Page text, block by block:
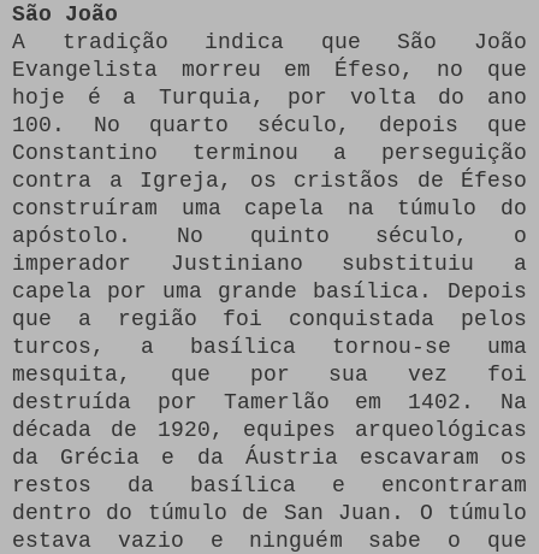
São João
A tradição indica que São João
Evangelista morreu em Éfeso, no que
hoje é a Turquia, por volta do ano
100. No quarto século, depois que
Constantino terminou a perseguição
contra a Igreja, os cristãos de Éfeso
construíram uma capela na túmulo do
apóstolo.
No quinto século, o
imperador Justiniano substituiu a
capela por uma grande basílica.
Depois
que a região foi conquistada pelos
turcos, a basílica tornou-se uma
mesquita, que por sua vez foi
destruída por Tamerlão em 1402. Na
década de 1920, equipes arqueológicas
da Grécia e da Áustria escavaram os
restos da basílica e encontraram
dentro do túmulo de San Juan.
O túmulo
estava vazio e ninguém sabe o que